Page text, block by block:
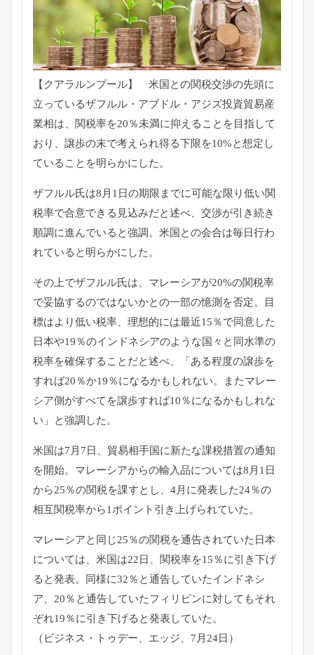
【クアラルンプール】 米国との関税交渉の先頭に
立っているザフルル・アブドル・ アジズ投資貿易産
業相は、関税率を20％未満に抑えることを目指して
おり、 譲歩の末で考えられ得る下限を10%と想定し
ていることを明らかにした。
ザフルル氏は8月1日の期限までに可能な限り低い関
税率で合意できる見込みだと述べ、交渉が引き続き
順調に進んでいると強調。 米国との会合は毎日行わ
れていると明らかにした。
その上でザフルル氏は、マレーシアが20%の関税率
で妥協するのではないかとの一部の憶測を否定。
目
標はより低い税率、理想的には最近15％で同意した
日本や19％のインドネシアのような国々と同水準の
税率を確保することだと述べ、「ある程度の譲歩を
すれば20％か19％になるかもしれない。
またマレー
シア側がすべてを譲歩すれば10％になるかもしれな
い」と強調した。
米国は7月7日、貿易相手国に新たな課税措置の通知
を開始。 マレーシアからの輸入品については8月1日
から25％の関税を課すとし、4月に発表した24％の
相互関税率から1ポイント引き上げられていた。
マレーシアと同じ25％の関税を通告されていた日本
については、 米国は22日、関税率を15％に引き下げ
ると発表。同様に32％ と通告していたインドネシ
ア、20％ と通告していたフィリピンに対してもそれ
ぞれ19％に引き下げると発表していた。
（ビジネス・トゥデー、エッジ、7月24日）